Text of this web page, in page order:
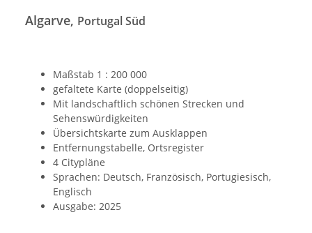
Algarve, Portugal Süd
Maßstab 1 : 200 000
gefaltete Karte (doppelseitig)
Mit landschaftlich schönen Strecken und
Sehenswürdigkeiten
Übersichtskarte zum Ausklappen
Entfernungstabelle, Ortsregister
4 Citypläne
Sprachen: Deutsch, Französisch, Portugiesisch,
Englisch
Ausgabe: 2025